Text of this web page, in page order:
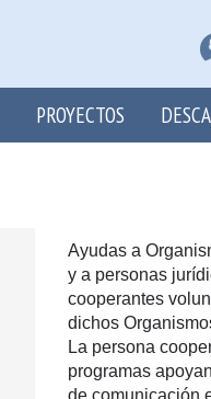
PROYECTOS
Ayudas a
y a personas
cooperantes
dichos
La persona
programas
de comunicación